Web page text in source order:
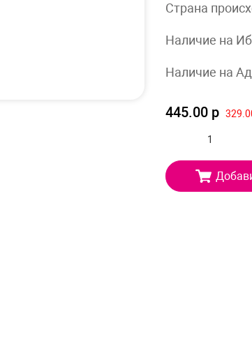
Страна
Наличие на
Наличие на
445.00 р